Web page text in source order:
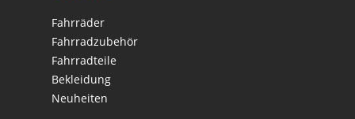
Fahrräder
Fahrradzubehör
Fahrradteile
Bekleidung
Neuheiten